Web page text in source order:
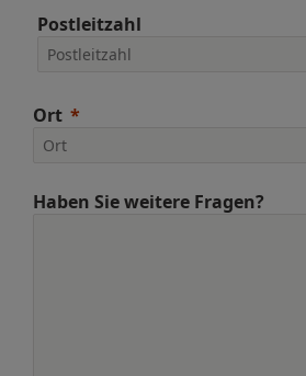
Postleitzahl
Ort
Haben Sie weitere Fragen?